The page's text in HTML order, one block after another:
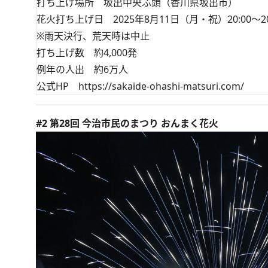
花火打ち上げ日 2025年8月11日（月・祝）20:00～
※雨天決行、荒天時は中止
打ち上げ数 約4,000発
例年の人出 約6万人
公式HP https://sakaide-ohashi-matsuri.com/
#2 第28回 今治市民のまつり おんまく花火